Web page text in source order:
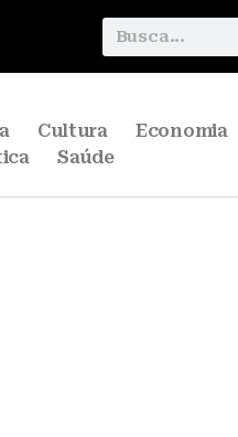
Cultura Economia
Saúde